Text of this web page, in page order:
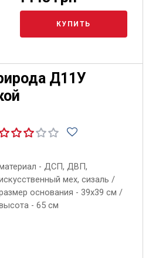
КУПИТЬ
Д11У
- ДСП, ДВП,
мех, сизаль /
основания - 39х39 см /
- 65 см